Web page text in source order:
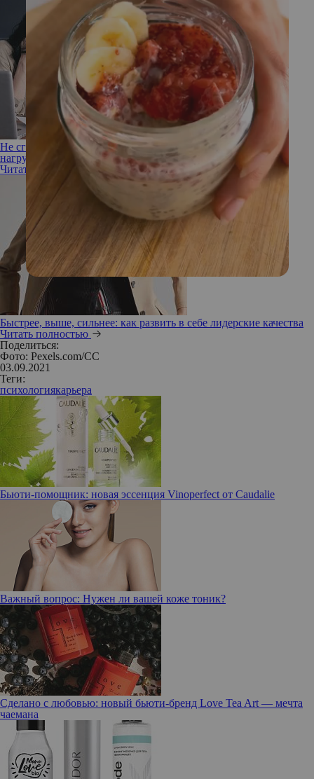
Не сгореть на работе: как успешно справляться с большими
нагрузками
Читать полностью
Быстрее, выше, сильнее: как развить в себе лидерские качества
Читать полностью
Поделиться:
Фото: Pexels.com/CC
03.09.2021
Теги:
психологиякарьера
Бьюти-помощник: новая эссенция Vinoperfect от Caudalie
Важный вопрос: Нужен ли вашей коже тоник?
Сделано с любовью: новый бьюти-бренд Love Tea Art — мечта
чаемана